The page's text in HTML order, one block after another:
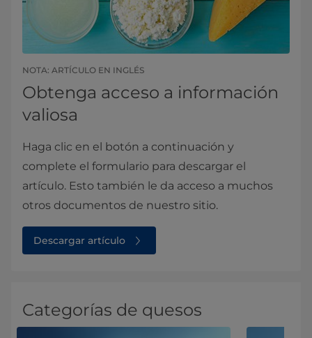
NOTA: ARTÍCULO EN INGLÉS
Obtenga acceso a información
valiosa
Haga clic en el botón a continuación y
complete el formulario para descargar el
artículo. Esto también le da acceso a muchos
otros documentos de nuestro sitio.
Descargar artículo
Categorías de quesos